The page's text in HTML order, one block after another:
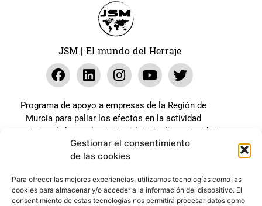
Gestionar el consentimiento
de las cookies
Para ofrecer las mejores experiencias, utilizamos tecnologías como las
cookies para almacenar y/o acceder a la información del dispositivo. El
consentimiento de estas tecnologías nos permitirá procesar datos como
JSM | El mundo del Herraje
Programa de apoyo a empresas de la Región de
Murcia para paliar los efectos en la actividad
económica de la pandemia Covid-19. La línea Covid-19
coste cero cofinanciada por la unión europea.
Expediente: 2020.07.COSI.0483